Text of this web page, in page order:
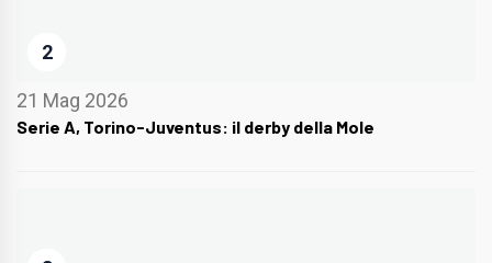
2
21 Mag 2026
Serie A, Torino-Juventus: il derby della Mole